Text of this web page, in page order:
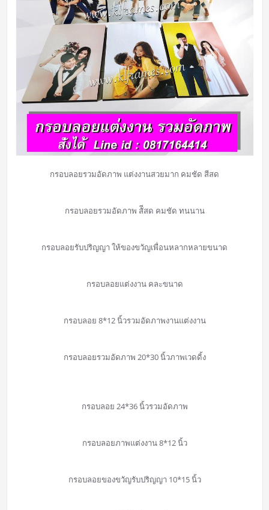
กรอบลอยรวมอัดภาพ แต่งงานสวยมาก คมชัด สีสด
กรอบลอยรวมอัดภาพ สัีสด คมชัด ทนนาน
กรอบลอยรับปริญญา ให้ของขวัญเพื่อนหลากหลายขนาด
กรอบลอยแต่งงาน คละขนาด
กรอบลอย 8*12 นิ้วรวมอัดภาพงานแต่งงาน
กรอบลอยรวมอัดภาพ 20*30 นิ้วภาพเวดดิ้ง
กรอบลอย 24*36 นิ้วรวมอัดภาพ
กรอบลอยภาพแต่งงาน 8*12 นิ้ว
กรอบลอยของขวัญรับปริญญา 10*15 นิ้ว